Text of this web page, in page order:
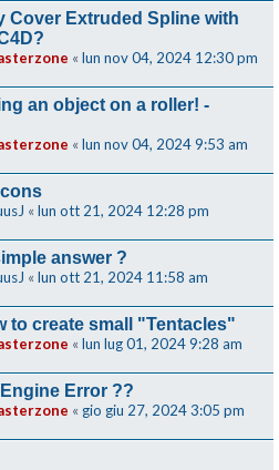
Cover Extruded Spline with
« lun nov 04, 2024 12:30 pm
an object on a roller! -
« lun nov 04, 2024 9:53 am
« lun ott 21, 2024 12:28 pm
answer ?
« lun ott 21, 2024 11:58 am
to create small "Tentacles"
« lun lug 01, 2024 9:28 am
Error ??
« gio giu 27, 2024 3:05 pm